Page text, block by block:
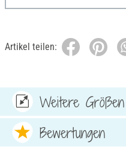
Artikel teilen:
Weitere
Bewertungen